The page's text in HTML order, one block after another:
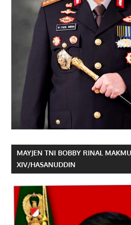
MAYJEN TNI BOBBY RINAL
XIV/HASANUDDIN